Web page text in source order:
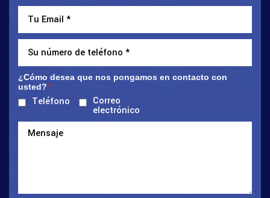
¿Cómo desea que nos pongamos en contacto con
usted? *
Teléfono Correo
electrónico